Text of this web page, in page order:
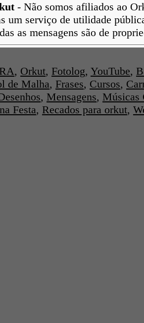
- Não somos afiliados ao
um serviço de utilidade
as mensagens são de
, Orkut, Fotolog, YouTube,
de Malha, Frases, Cursos,
, Mensagens, Músicas
Festa, Recados para orkut,